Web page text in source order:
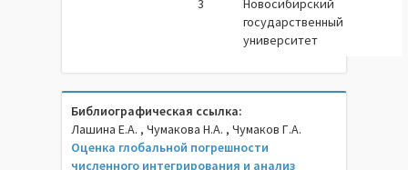
3
Новосибирский
государственный
университет
Библиографическая ссылка:
Лашина Е.А. , Чумакова Н.А. , Чумаков Г.А.
Оценка глобальной погрешности
численного интегрирования и анализ